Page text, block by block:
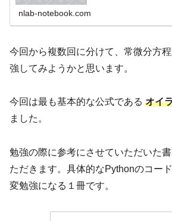
nlab-notebook.com
今回から複数回に分けて、常微分方
強してみようかと思います。
今回は最も基本的な公式である オイ
ました。
勉強の際に参考にさせていただいた
ただきます。具体的なPythonのコー
変勉強になる１冊です。